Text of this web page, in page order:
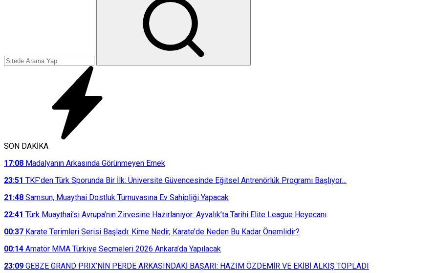
SON DAKİKA
17:08 Madalyanın Arkasında Görünmeyen Emek
23:51 TKF’den Türk Sporunda Bir İlk: Üniversite Güvencesinde Eğitsel Antrenörlük Programı Başlıyor…
21:48 Samsun, Muaythai Dostluk Turnuvasına Ev Sahipliği Yapacak
22:41 Türk Muaythai’si Avrupa’nın Zirvesine Hazırlanıyor: Ayvalık’ta Tarihi Elite League Heyecanı
00:37 Karate Terimleri Serisi Başladı: Kime Nedir, Karate’de Neden Bu Kadar Önemlidir?
00:14 Amatör MMA Türkiye Seçmeleri 2026 Ankara’da Yapılacak
23:09 GEBZE GRAND PRIX’NİN PERDE ARKASINDAKİ BAŞARI: HAZIM ÖZDEMİR VE EKİBİ ALKIŞ TOPLADI